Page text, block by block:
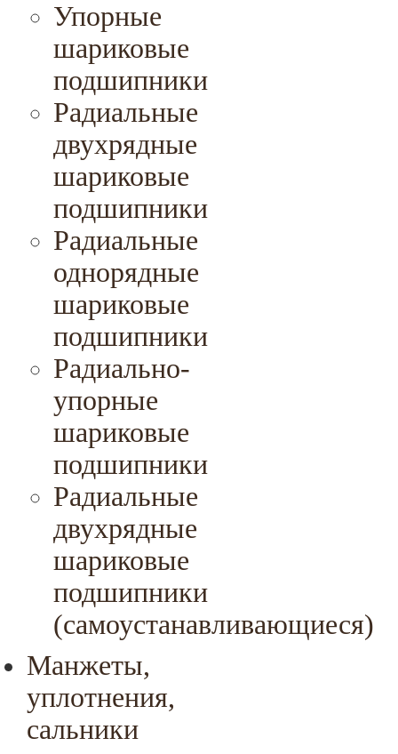
Упорные
шариковые
подшипники
Радиальные
двухрядные
шариковые
подшипники
Радиальные
однорядные
шариковые
подшипники
Радиально-
упорные
шариковые
подшипники
Радиальные
двухрядные
шариковые
подшипники
(самоустанавливающиеся)
Манжеты,
уплотнения,
сальники